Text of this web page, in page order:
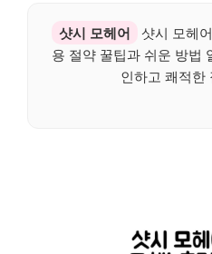
샷시 모헤어
샷시 모헤
용 절약 꿀팁과 쉬운 방법
인하고 쾌적한